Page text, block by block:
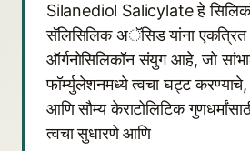
Silanediol Salicylate हे
सॅलिसिलिक अॅसिड यांना एकत्रित
ऑर्गनोसिलिकॉन संयुग आहे, जो
फॉर्म्युलेशनमध्ये त्वचा घट्ट
आणि सौम्य केराटोलिटिक
त्वचा सुधारणे आणि